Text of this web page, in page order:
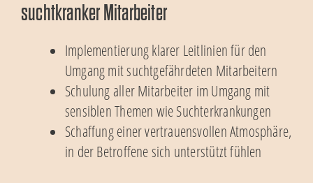
suchtkranker Mitarbeiter
Implementierung klarer Leitlinien für den
Umgang mit suchtgefährdeten Mitarbeitern
Schulung aller Mitarbeiter im Umgang mit
sensiblen Themen wie Suchterkrankungen
Schaffung einer vertrauensvollen Atmosphäre,
in der Betroffene sich unterstützt fühlen